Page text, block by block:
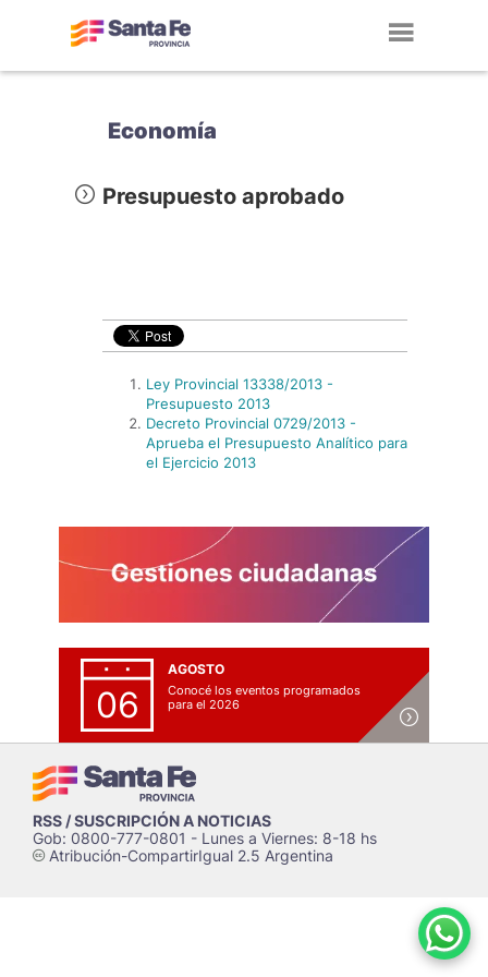
Economía
Presupuesto aprobado
Ley Provincial 13338/2013 -
Presupuesto 2013
Decreto Provincial 0729/2013 -
Aprueba el Presupuesto Analítico para
el Ejercicio 2013
06
AGOSTO
Conocé los eventos programados
para el 2026
RSS / SUSCRIPCIÓN A NOTICIAS
Gob: 0800-777-0801 - Lunes a Viernes: 8-18 hs
cAtribución-CompartirIgual 2.5 Argentina